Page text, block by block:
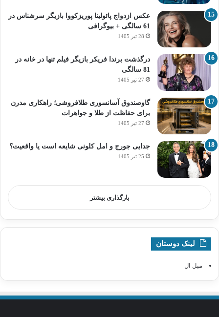
عکس ازدواج پائولینا پوریزکووا بازیگر سرشناس در
61 سالگی + بیوگرافی
28 تیر 1405
درگذشت برندا فریکر بازیگر فیلم تنها در خانه در
81 سالگی
27 تیر 1405
گاوصندوق آسانسوری طلافروشی؛ راهکاری مدرن
برای حفاظت از طلا و جواهرات
27 تیر 1405
جدایی جورج و امل کلونی شایعه است یا واقعیت؟
25 تیر 1405
بارگذاری بیشتر
لینک دوستان
مبل ال